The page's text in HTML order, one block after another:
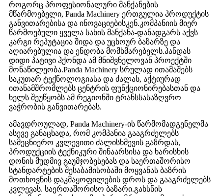
როგორც პროფესიონალური მანქანების
მწარმოებელი, Panda Machinery ერთგულია პროდუქტის
განვითარებისა და ინოვაციებისკენ.კომპანიის მიერ
წარმოებული ყველა სახის მანქანა-დანადგარს აქვს
კარგი რეპუტაცია შიდა და უცხოურ ბაზარზე და
აღიარებულია და ენდობა მომხმარებელს.პანდას
დიდი პატივი ჰქონდა ამ მნიშვნელოვან პროექტში
მონაწილეობა.Panda Machinery სრულად ითამაშებს
საკუთარ ტექნოლოგიასა და ძალას, აქტიურად
ითანამშრომლებს ცენტრის ფუნქციონირებასთან და
ხელს შეუწყობს ამ რეგიონში ტრანსსასაზღვრო
ვაჭრობის განვითარებას.
ამავდროულად, Panda Machinery-ის წარმომადგენელმა
ასევე განაცხადა, რომ კომპანია გააგრძელებს
სამეცნიერო კვლევითი ძალისხმევის გაზრდას,
პროდუქციის ტექნიკური შინაარსისა და ხარისხის
დონის მუდმივ გაუმჯობესებას და საერთაშორისო
სტანდარტების შესაბამისობაში მოყვანას ბაზრის
მოთხოვნის დაკმაყოფილების დროს და გააგრძელებს
კვლევას. საერთაშორისო ბაზარი.გახსნის